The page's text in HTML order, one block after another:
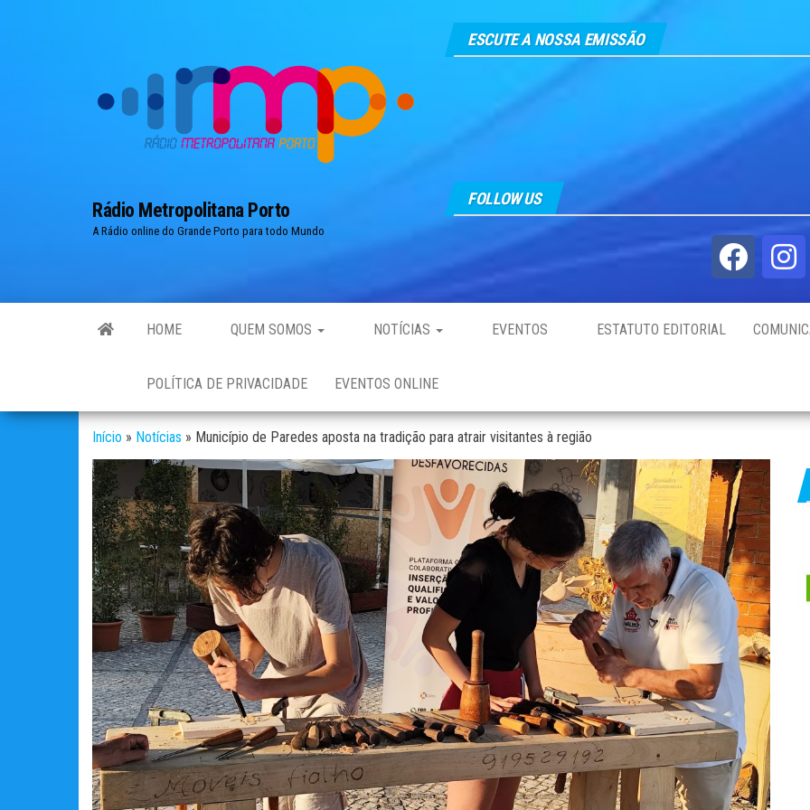
Rádio Metropolitana Porto
A Rádio online do Grande Porto para todo Mundo
ESCUTE A NOSSA EMISSÃO
FOLLOW US
HOME QUEM SOMOS NOTÍCIAS EVENTOS ESTATUTO EDITORIAL
POLÍTICA DE PRIVACIDADE EVENTOS ONLINE
Início » Notícias » Município de Paredes aposta na tradição para atrair visitantes à região